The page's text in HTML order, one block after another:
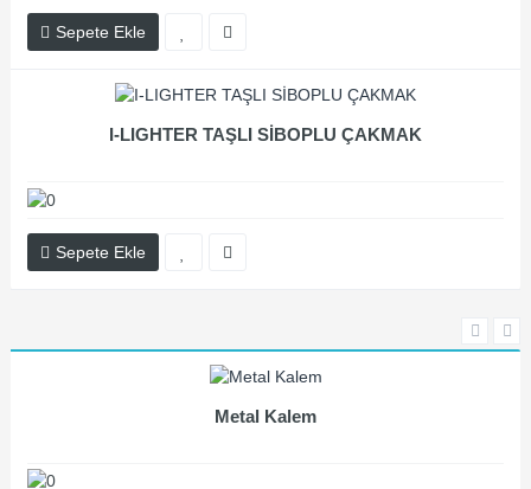
Sepete Ekle
I-LIGHTER TAŞLI SİBOPLU ÇAKMAK
Sepete Ekle
Metal Kalem